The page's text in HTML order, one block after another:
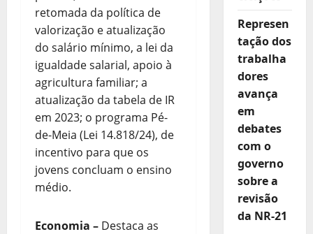
retomada da política de
valorização e atualização
do salário mínimo, a lei da
igualdade salarial, apoio à
agricultura familiar; a
atualização da tabela de IR
em 2023; o programa Pé-
de-Meia (Lei 14.818/24), de
incentivo para que os
jovens concluam o ensino
médio.
Economia – Destaca as
Represen
tação dos
trabalha
dores
avança
em
debates
com o
governo
sobre a
revisão
da NR-21